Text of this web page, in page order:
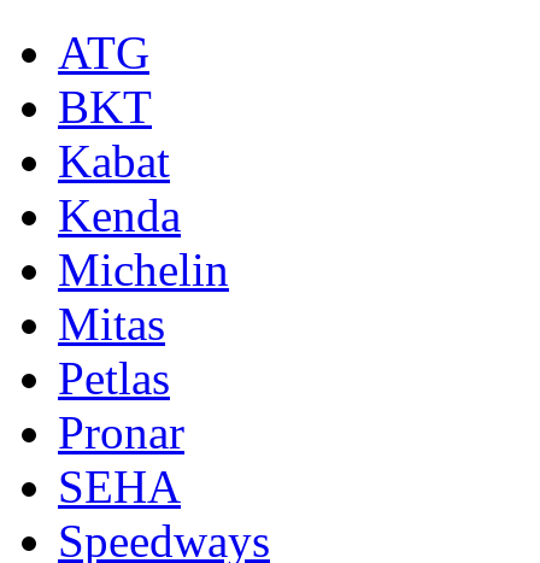
ATG
BKT
Kabat
Kenda
Michelin
Mitas
Petlas
Pronar
SEHA
Speedways